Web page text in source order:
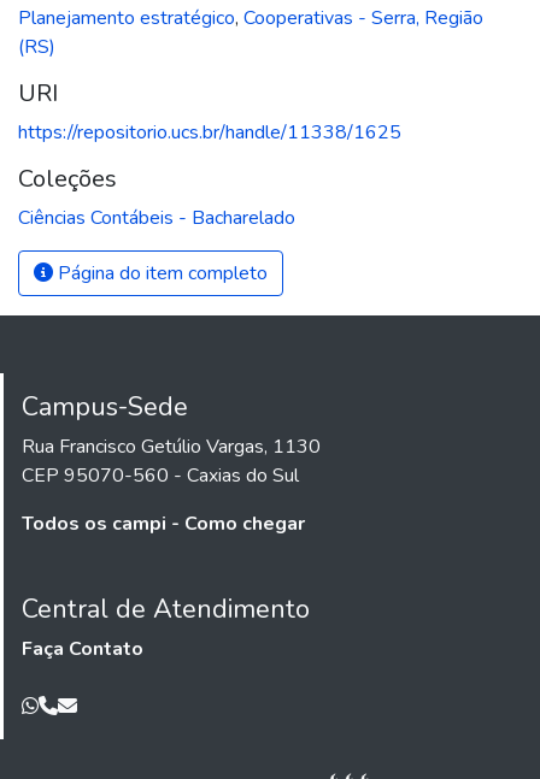
Planejamento estratégico, Cooperativas - Serra, Região
(RS)
URI
https://repositorio.ucs.br/handle/11338/1625
Coleções
Ciências Contábeis - Bacharelado
Página do item completo
Campus-Sede
Rua Francisco Getúlio Vargas, 1130
CEP 95070-560 - Caxias do Sul
Todos os campi - Como chegar
Central de Atendimento
Faça Contato